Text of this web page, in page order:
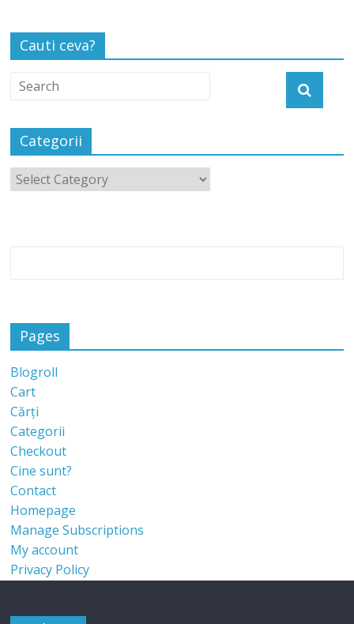
Cauti ceva?
Categorii
Pages
Blogroll
Cart
Cărți
Categorii
Checkout
Cine sunt?
Contact
Homepage
Manage Subscriptions
My account
Privacy Policy